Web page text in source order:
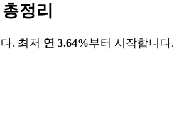
정리
. 최저 연 3.64%부터 시작합니다.